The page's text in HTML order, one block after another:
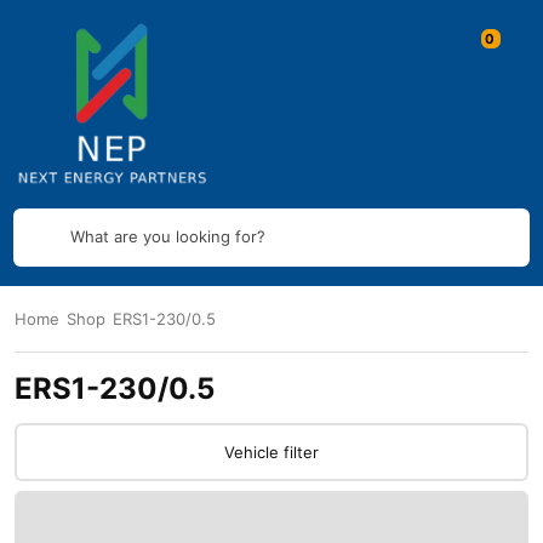
What are you looking for?
Home Shop ERS1-230/0.5
ERS1-230/0.5
Vehicle filter